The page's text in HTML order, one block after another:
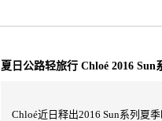
夏日公路轻旅行 Chloé 2016 Sun
Chloé近日释出2016 Sun系列夏